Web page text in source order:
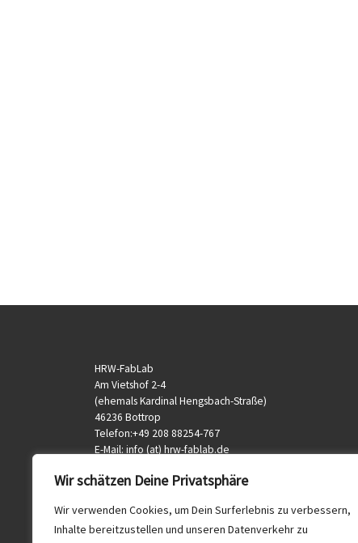
Wir schätzen Deine Privatsphäre
Wir verwenden Cookies, um Dein Surferlebnis zu verbessern,
Inhalte bereitzustellen und unseren Datenverkehr zu
HRW-FabLab
Am Vietshof 2-4
(ehemals Kardinal Hengsbach-Straße)
46236 Bottrop
Telefon:+49 208 88254-767
E-Mail: info (at) hrw-fablab.de